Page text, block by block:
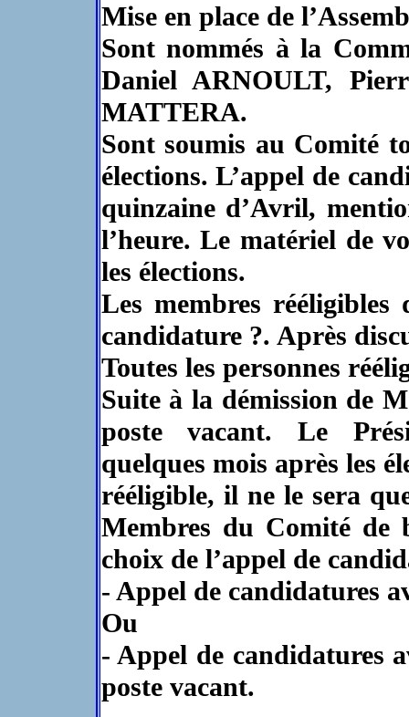
Mise en place de
Sont nommés à la
Daniel ARNOULT,
MATTERA.
Sont soumis au Comité
élections. L’appel de
quinzaine d’Avril,
l’heure. Le matériel de
les élections.
Les membres
candidature ?. Après
Toutes les personnes
Suite à la démission de
poste vacant. Le
quelques mois après les
rééligible, il ne le sera
Membres du Comité de
choix de l’appel de
- Appel de candidatures
Ou
- Appel de candidatures
poste vacant.